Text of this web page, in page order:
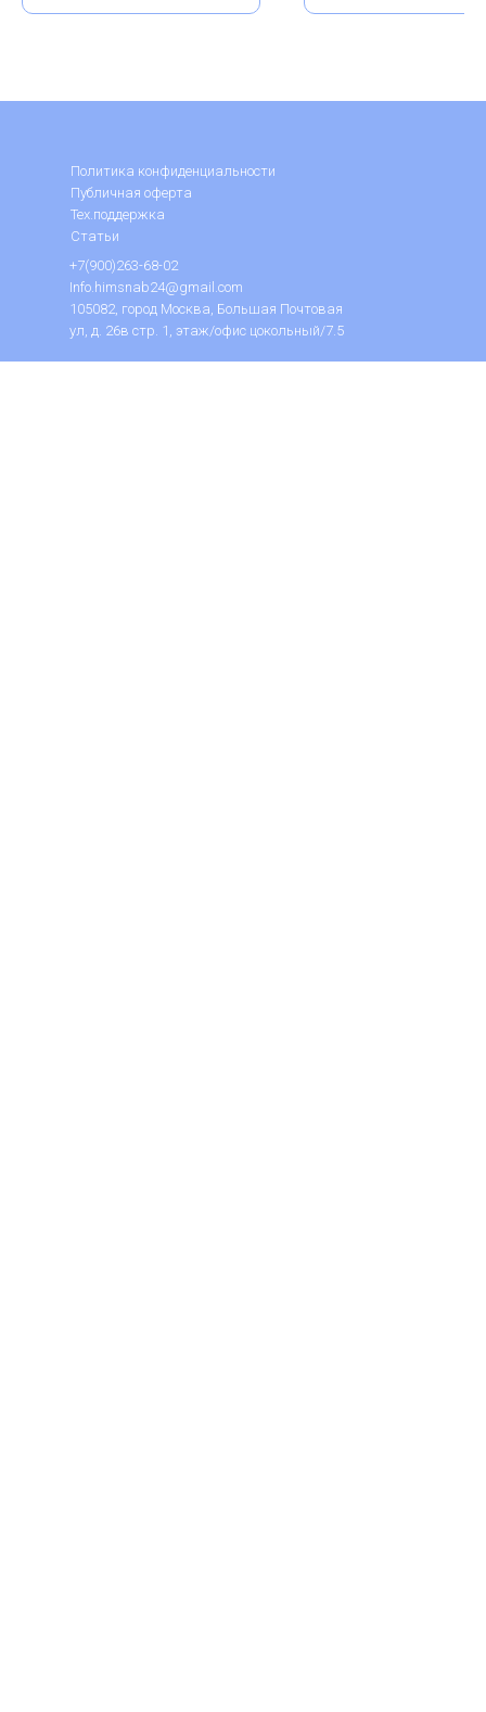
Политика конфиденциальности
Публичная оферта
Info.himsnab24@gmail.com
105082, город Москва, Большая Почтовая
ул, д. 26в стр. 1, этаж/офис цокольный/7.5
+7(900)263-68-02
Тех.поддержка
Статьи